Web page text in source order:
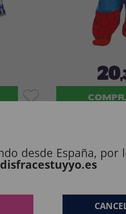
20
desde España, por
disfracestuyyo.es